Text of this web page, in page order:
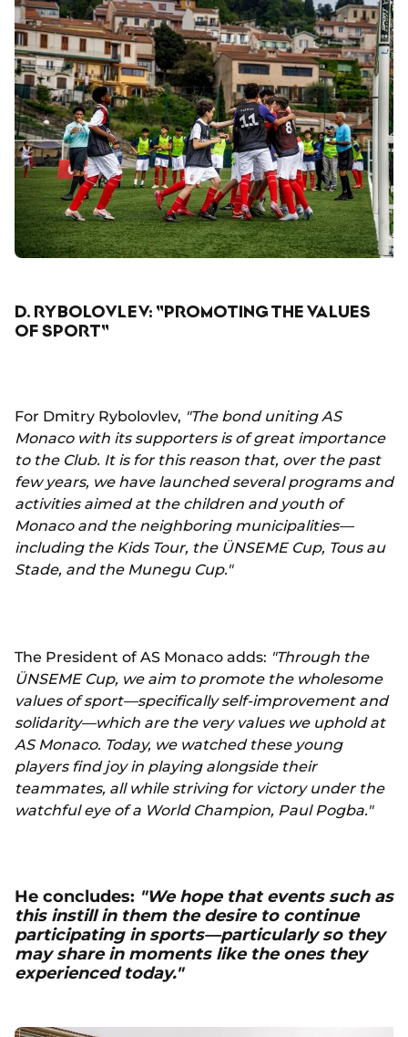
D. RYBOLOVLEV: "PROMOTING THE VALUES ​​
OF SPORT"
For Dmitry Rybolovlev, "The bond uniting AS
Monaco with its supporters is of great importance
to the Club. It is for this reason that, over the past
few years, we have launched several programs and
activities aimed at the children and youth of
Monaco and the neighboring municipalities—
including the Kids Tour, the ÜNSEME Cup, Tous au
Stade, and the Munegu Cup."
The President of AS Monaco adds: "Through the
ÜNSEME Cup, we aim to promote the wholesome
values ​​of sport—specifically self-improvement and
solidarity—which are the very values ​​we uphold at
AS Monaco. Today, we watched these young
players find joy in playing alongside their
teammates, all while striving for victory under the
watchful eye of a World Champion, Paul Pogba."
He concludes: "We hope that events such as
this instill in them the desire to continue
participating in sports—particularly so they
may share in moments like the ones they
experienced today."